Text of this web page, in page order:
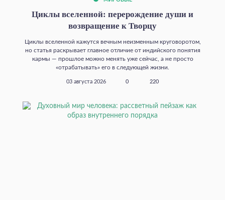
Циклы вселенной: перерождение души и
возвращение к Творцу
Циклы вселенной кажутся вечным неизменным круговоротом,
но статья раскрывает главное отличие от индийского понятия
кармы — прошлое можно менять уже сейчас, а не просто
«отрабатывать» его в следующей жизни.
03 августа 2026 0 220